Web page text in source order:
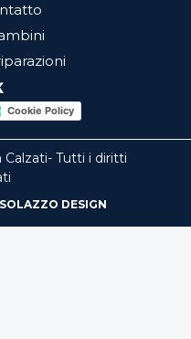
Cookie Policy
Tutti i diritti
DESIGN